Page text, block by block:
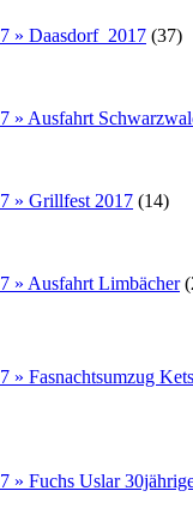
» Daasdorf_2017 (37)
» Ausfahrt
» Grillfest 2017 (14)
» Ausfahrt Limbächer
» Fasnachtsumzug
» Fuchs Uslar